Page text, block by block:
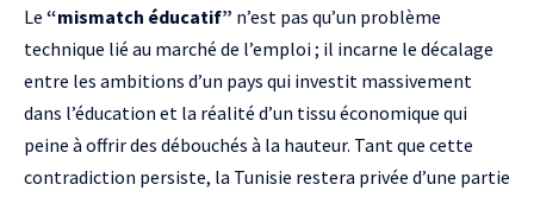
Le “mismatch éducatif” n’est pas qu’un problème
technique lié au marché de l’emploi ; il incarne le décalage
entre les ambitions d’un pays qui investit massivement
dans l’éducation et la réalité d’un tissu économique qui
peine à offrir des débouchés à la hauteur. Tant que cette
contradiction persiste, la Tunisie restera privée d’une partie